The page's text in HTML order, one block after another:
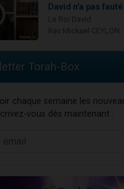
David n'a pas fauté
Torah-Box
chaque semaine les
vous dès maintenant :